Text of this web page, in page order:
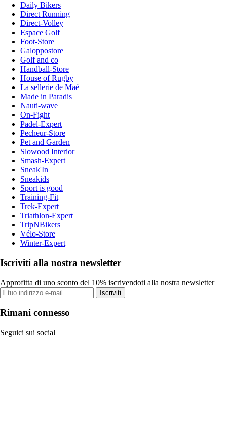
Daily Bikers
Direct Running
Direct-Volley
Espace Golf
Foot-Store
Galoppostore
Golf and co
Handball-Store
House of Rugby
La sellerie de Maé
Made in Paradis
Nauti-wave
On-Fight
Padel-Expert
Pecheur-Store
Pet and Garden
Slowood Interior
Smash-Expert
Sneak'In
Sneakids
Sport is good
Training-Fit
Trek-Expert
Triathlon-Expert
TripNBikers
Vélo-Store
Winter-Expert
Iscriviti alla nostra newsletter
Approfitta di uno sconto del 10% iscrivendoti alla nostra newsletter
Iscriviti
Rimani connesso
Seguici sui social